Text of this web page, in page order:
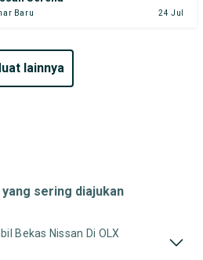
Baru 24 Jul
muat lainnya
sering diajukan
Bekas Nissan Di OLX